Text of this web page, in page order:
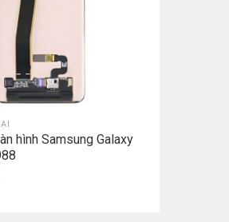
hình Samsung Galaxy